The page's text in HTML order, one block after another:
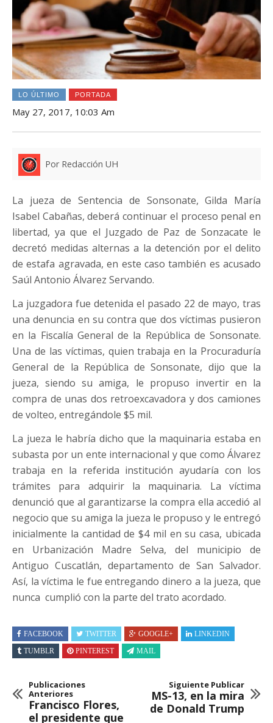
LO ÚLTIMO PORTADA
May 27, 2017, 10:03 Am
Por Redacción UH
La jueza de Sentencia de Sonsonate, Gilda María
Isabel Cabañas, deberá continuar el proceso penal en
libertad, ya que el Juzgado de Paz de Sonzacate le
decretó medidas alternas a la detención por el delito
de estafa agravada, en este caso también es acusado
Saúl Antonio Álvarez Servando.
La juzgadora fue detenida el pasado 22 de mayo, tras
una denuncia en su contra que dos víctimas pusieron
en la Fiscalía General de la República de Sonsonate.
Una de las víctimas, quien trabaja en la Procuraduría
General de la República de Sonsonate, dijo que la
jueza, siendo su amiga, le propuso invertir en la
compra de unas dos retroexcavadora y dos camiones
de volteo, entregándole $5 mil.
La jueza le habría dicho que la maquinaria estaba en
subasta por un ente internacional y que como Álvarez
trabaja en la referida institución ayudaría con los
trámites para adquirir la maquinaria. La víctima
denunció que al garantizarse la compra ella accedió al
negocio que su amiga la jueza le propuso y le entregó
inicialmente la cantidad de $4 mil en su casa, ubicada
en Urbanización Madre Selva, del municipio de
Antiguo Cuscatlán, departamento de San Salvador.
Así, la víctima le fue entregando dinero a la jueza, que
nunca cumplió con la parte del trato acordado.
FACEBOOK TWITTER GOOGLE+
LINKEDIN
TUMBLR
PINTEREST MAIL
Publicaciones
Anteriores
Francisco Flores,
el presidente que
Siguiente Publicar
MS-13, en la mira
de Donald Trump